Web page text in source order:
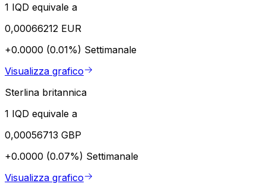
1 IQD equivale a
0,00066212 EUR
+0.0000 (0.01%) Settimanale
Visualizza grafico
Sterlina britannica
1 IQD equivale a
0,00056713 GBP
+0.0000 (0.07%) Settimanale
Visualizza grafico